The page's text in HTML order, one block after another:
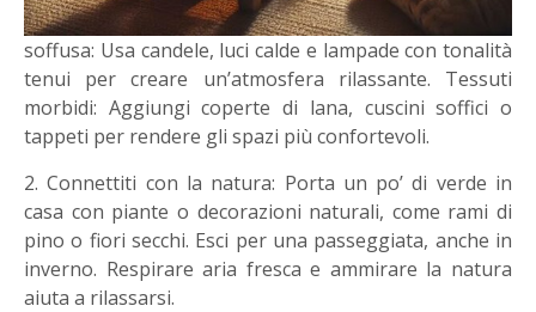
soffusa: Usa candele, luci calde e lampade con tonalità
tenui per creare un’atmosfera rilassante. Tessuti
morbidi: Aggiungi coperte di lana, cuscini soffici o
tappeti per rendere gli spazi più confortevoli.
2. Connettiti con la natura: Porta un po’ di verde in
casa con piante o decorazioni naturali, come rami di
pino o fiori secchi. Esci per una passeggiata, anche in
inverno. Respirare aria fresca e ammirare la natura
aiuta a rilassarsi.